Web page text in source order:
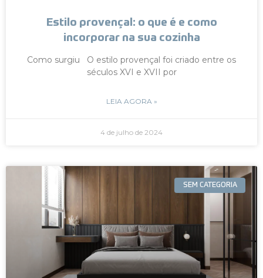
Estilo provençal: o que é e como
incorporar na sua cozinha
Como surgiu O estilo provençal foi criado entre os
séculos XVI e XVII por
LEIA AGORA »
4 de julho de 2024
SEM CATEGORIA